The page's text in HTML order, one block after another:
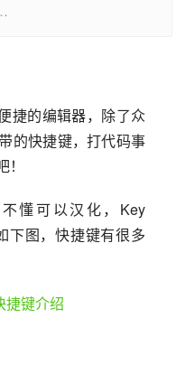
捷的编辑器，除了众
的快捷键，打代码事
懂可以汉化，Key
下图，快捷键有很多